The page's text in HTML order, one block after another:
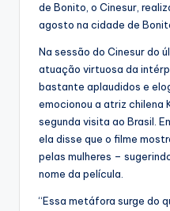
de Bonito, o Cinesur,
agosto na cidade de
Na sessão do Cinesur do
atuação virtuosa da
bastante aplaudidos e
emocionou a atriz chilena
segunda visita ao Brasil.
ela disse que o filme
pelas mulheres –
nome da película.
“Essa metáfora surge do